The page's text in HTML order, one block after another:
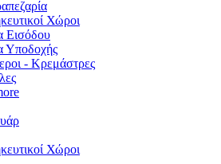
Χώροι
Εισόδου
Υποδοχής
- Κρεμάστρες
Χώροι